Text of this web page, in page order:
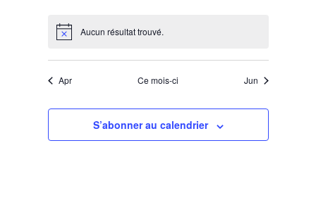
Notice Aucun résultat trouvé.
Apr Ce mois-ci Jun
S’abonner au calendrier